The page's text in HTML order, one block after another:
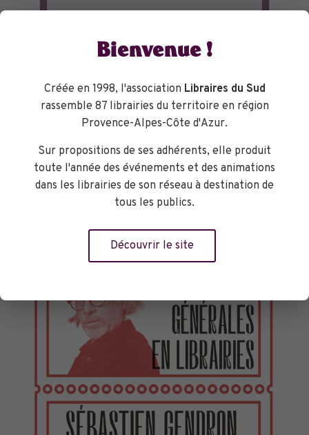
Bienvenue !
Créée en 1998, l'association Libraires du Sud
rassemble 87 librairies du territoire en région
Provence-Alpes-Côte d'Azur.
Sur propositions de ses adhérents, elle produit
toute l'année des événements et des animations
dans les librairies de son réseau à destination de
tous les publics.
Découvrir le site